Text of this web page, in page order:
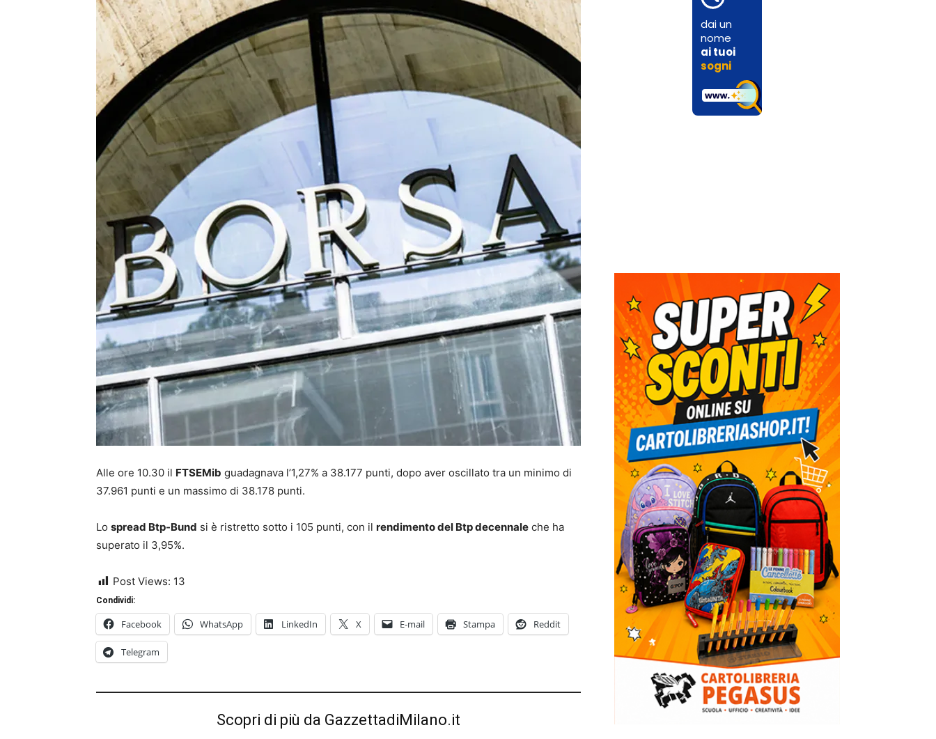
Alle ore 10.30 il FTSEMib guadagnava l’1,27% a 38.177 punti, dopo aver oscillato tra un minimo di
37.961 punti e un massimo di 38.178 punti.
Lo spread Btp-Bund si è ristretto sotto i 105 punti, con il rendimento del Btp decennale che ha
superato il 3,95%.
Post Views: 13
Condividi:
Facebook WhatsApp LinkedIn X E-mail Stampa Reddit
Telegram
Scopri di più da GazzettadiMilano.it